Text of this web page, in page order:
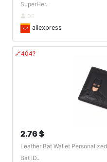
SuperHer..
DE
aliexpress
🔗404?
2.76 $
Leather Bat Wallet
Bat ID..